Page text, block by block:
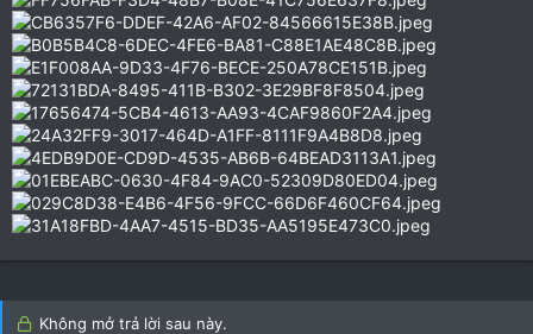
Không mở trả lời sau này.